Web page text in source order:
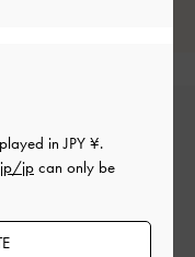
inJPY ¥.
jpcan only be